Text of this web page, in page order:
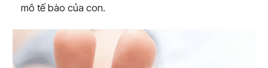
mô tế bào của con.